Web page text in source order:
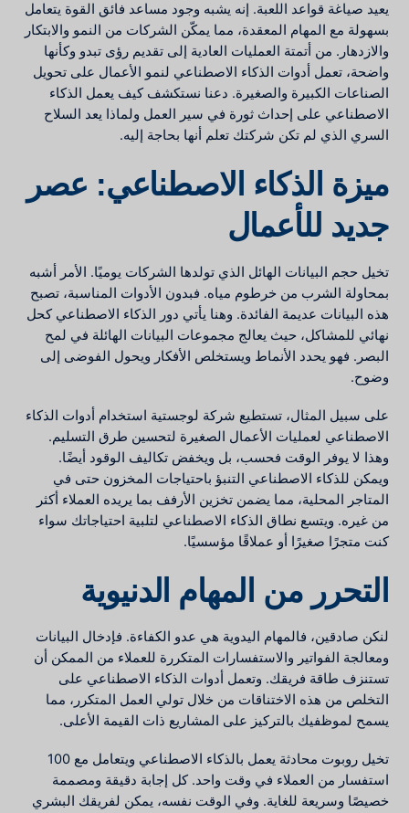
يعيد صياغة قواعد اللعبة. إنه يشبه وجود مساعد فائق القوة يتعامل
بسهولة مع المهام المعقدة، مما يمكّن الشركات من النمو والابتكار
والازدهار. من أتمتة العمليات العادية إلى تقديم رؤى تبدو وكأنها
واضحة، تعمل أدوات الذكاء الاصطناعي لنمو الأعمال على تحويل
الصناعات الكبيرة والصغيرة. دعنا نستكشف كيف يعمل الذكاء
الاصطناعي على إحداث ثورة في سير العمل ولماذا يعد السلاح
السري الذي لم تكن شركتك تعلم أنها بحاجة إليه.
ميزة الذكاء الاصطناعي: عصر
جديد للأعمال
تخيل حجم البيانات الهائل الذي تولدها الشركات يوميًا. الأمر أشبه
بمحاولة الشرب من خرطوم مياه. فبدون الأدوات المناسبة، تصبح
هذه البيانات عديمة الفائدة. وهنا يأتي دور الذكاء الاصطناعي كحل
نهائي للمشاكل، حيث يعالج مجموعات البيانات الهائلة في لمح
البصر. فهو يحدد الأنماط ويستخلص الأفكار ويحول الفوضى إلى
وضوح.
على سبيل المثال، تستطيع شركة لوجستية استخدام أدوات الذكاء
الاصطناعي لعمليات الأعمال الصغيرة لتحسين طرق التسليم.
وهذا لا يوفر الوقت فحسب، بل ويخفض تكاليف الوقود أيضًا.
ويمكن للذكاء الاصطناعي التنبؤ باحتياجات المخزون حتى في
المتاجر المحلية، مما يضمن تخزين الأرفف بما يريده العملاء أكثر
من غيره. ويتسع نطاق الذكاء الاصطناعي لتلبية احتياجاتك سواء
كنت متجرًا صغيرًا أو عملاقًا مؤسسيًا.
التحرر من المهام الدنيوية
لنكن صادقين، فالمهام اليدوية هي عدو الكفاءة. فإدخال البيانات
ومعالجة الفواتير والاستفسارات المتكررة للعملاء من الممكن أن
تستنزف طاقة فريقك. وتعمل أدوات الذكاء الاصطناعي على
التخلص من هذه الاختناقات من خلال تولي العمل المتكرر، مما
يسمح لموظفيك بالتركيز على المشاريع ذات القيمة الأعلى.
تخيل روبوت محادثة يعمل بالذكاء الاصطناعي ويتعامل مع 100
استفسار من العملاء في وقت واحد. كل إجابة دقيقة ومصممة
خصيصًا وسريعة للغاية. وفي الوقت نفسه، يمكن لفريقك البشري